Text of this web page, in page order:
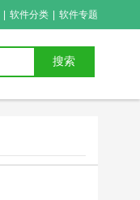
软件分类 软件专题
搜索